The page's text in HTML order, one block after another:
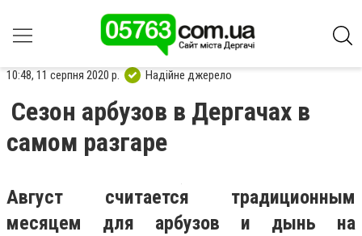
10:48, 11 серпня 2020 р. Надійне джерело
Сезон арбузов в Дергачах в
самом разгаре
Август считается традиционным
месяцем для арбузов и дынь на